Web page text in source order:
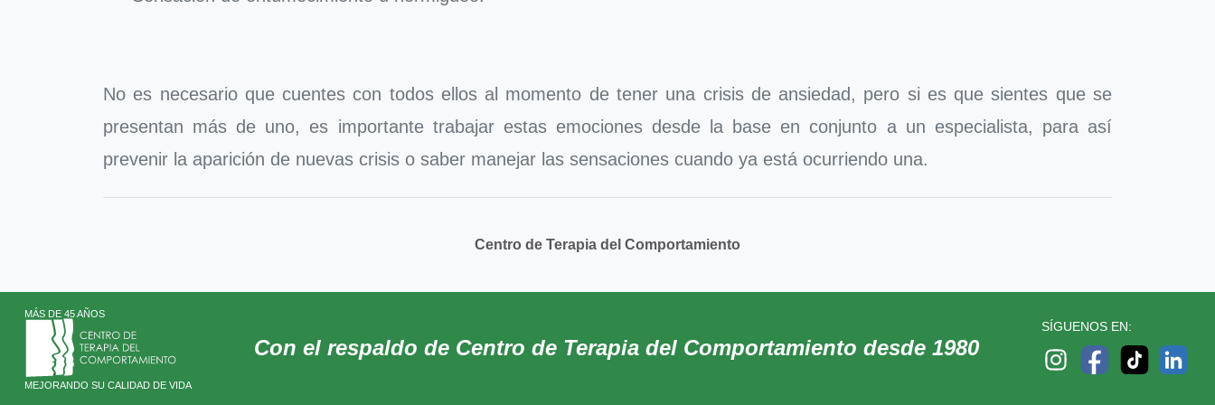
No es necesario que cuentes con todos ellos al momento de tener una crisis de ansiedad, pero si es que sientes que se
presentan más de uno, es importante trabajar estas emociones desde la base en conjunto a un especialista, para así
prevenir la aparición de nuevas crisis o saber manejar las sensaciones cuando ya está ocurriendo una.
Centro de Terapia del Comportamiento
MÁS DE 45 AÑOS
MEJORANDO SU CALIDAD DE VIDA
Con el respaldo de Centro de Terapia del Comportamiento desde 1980
SÍGUENOS EN: